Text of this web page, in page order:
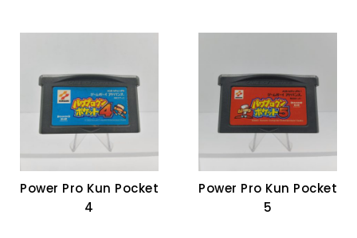
Power Pro Kun Pocket
4
Power Pro Kun Pocket
5